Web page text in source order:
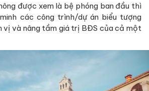
được xem là bệ phóng ban đầu thì
các công trình/dự án biểu tượng
vị và nâng tầm giá trị BĐS của cả một